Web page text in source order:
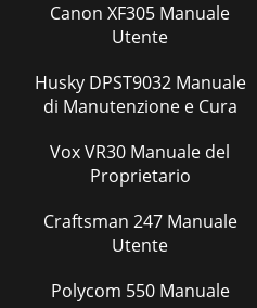
Canon XF305 Manuale
Utente
Husky DPST9032 Manuale
di Manutenzione e Cura
Vox VR30 Manuale del
Proprietario
Craftsman 247 Manuale
Utente
Polycom 550 Manuale